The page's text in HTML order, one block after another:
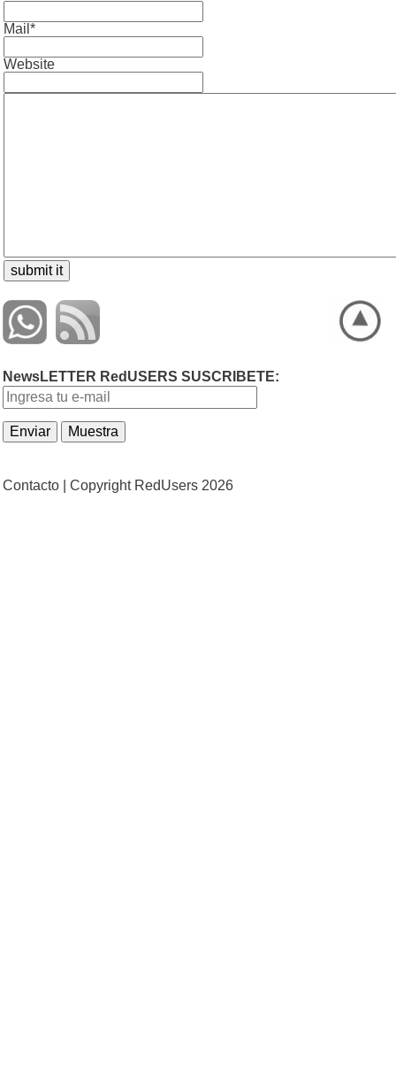
Mail*
Website
NewsLETTER RedUSERS SUSCRIBETE:
Contacto | Copyright RedUsers 2026